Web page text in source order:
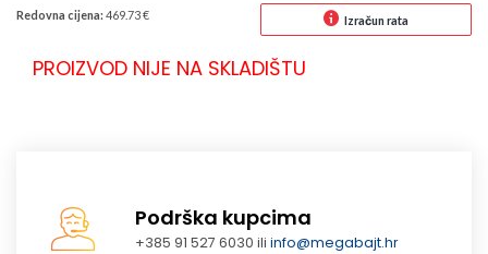
Redovna cijena: 469.73 € Izračun rata
PROIZVOD NIJE NA SKLADIŠTU
Podrška kupcima
+385 91 527 6030 iliinfo@megabajt.hr